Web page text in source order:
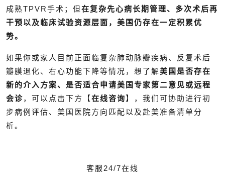
成熟TPVR手术；但在复杂先心病长期管理、多次术后再
干预以及临床试验资源层面，美国仍存在一定积累优
势。
如果你或家人目前正面临复杂肺动脉瓣疾病、反复术后
瓣膜退化、右心功能下降等情况，想了解美国是否存在
新的介入方案、是否适合申请美国专家第二意见或远程
会诊，可以点击下方【在线咨询】，我们可协助进行初
步病例评估、美国医院方向匹配以及赴美准备清单分
析。
客服24/7在线